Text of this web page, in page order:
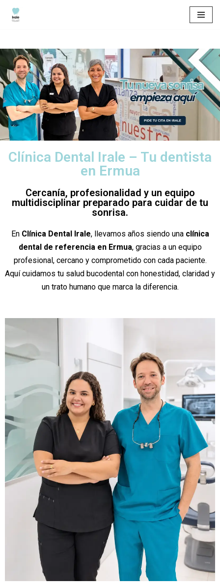
contenido
Clínica Dental Irale – Tu dentista
en Ermua
Cercanía, profesionalidad y un equipo
multidisciplinar preparado para cuidar de tu
sonrisa.
En Clínica Dental Irale, llevamos años siendo una clínica
dental de referencia en Ermua, gracias a un equipo
profesional, cercano y comprometido con cada paciente.
Aquí cuidamos tu salud bucodental con honestidad, claridad y
un trato humano que marca la diferencia.